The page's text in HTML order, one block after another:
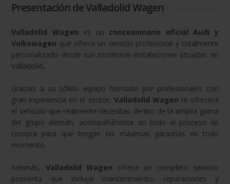
Presentación de Valladolid Wagen
Valladolid Wagen es un concesionario oficial Audi y
Volkswagen que ofrece un servicio profesional y totalmente
personalizado desde sus modernas instalaciones situadas en
Valladolid,.
Gracias a su sólido equipo formado por profesionales con
gran experiencia en el sector, Valladolid Wagen te ofrecerá
el vehículo que realmente necesitas dentro de la amplia gama
del grupo alemán, acompañándote en todo el proceso de
compra para que tengas las máximas garantías en todo
momento.
Además, Valladolid Wagen ofrece un completo servicio
posventa que incluye mantenimiento, reparaciones y